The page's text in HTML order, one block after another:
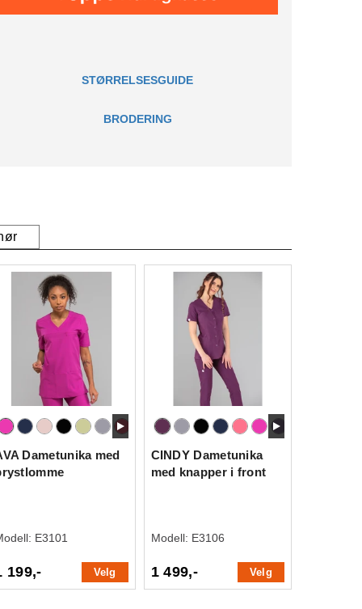
STØRRELSESGUIDE
BRODERING
Dametunika med
E3101
199,- Velg
CINDY Dametunika
med knapper i front
Modell: E3106
1 499,- Velg